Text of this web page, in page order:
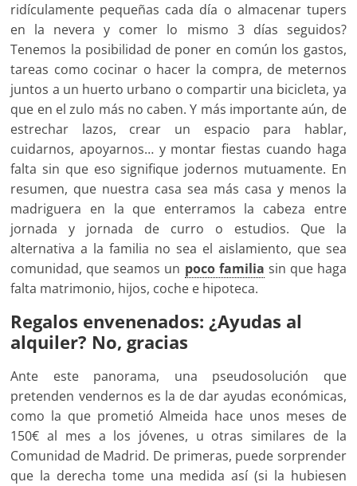
ridículamente pequeñas cada día o almacenar tupers
en la nevera y comer lo mismo 3 días seguidos?
Tenemos la posibilidad de poner en común los gastos,
tareas como cocinar o hacer la compra, de meternos
juntos a un huerto urbano o compartir una bicicleta, ya
que en el zulo más no caben. Y más importante aún, de
estrechar lazos, crear un espacio para hablar,
cuidarnos, apoyarnos… y montar fiestas cuando haga
falta sin que eso signifique jodernos mutuamente. En
resumen, que nuestra casa sea más casa y menos la
madriguera en la que enterramos la cabeza entre
jornada y jornada de curro o estudios. Que la
alternativa a la familia no sea el aislamiento, que sea
comunidad, que seamos un poco familia sin que haga
falta matrimonio, hijos, coche e hipoteca.
Regalos envenenados: ¿Ayudas al
alquiler? No, gracias
Ante este panorama, una pseudosolución que
pretenden vendernos es la de dar ayudas económicas,
como la que prometió Almeida hace unos meses de
150€ al mes a los jóvenes, u otras similares de la
Comunidad de Madrid. De primeras, puede sorprender
que la derecha tome una medida así (si la hubiesen